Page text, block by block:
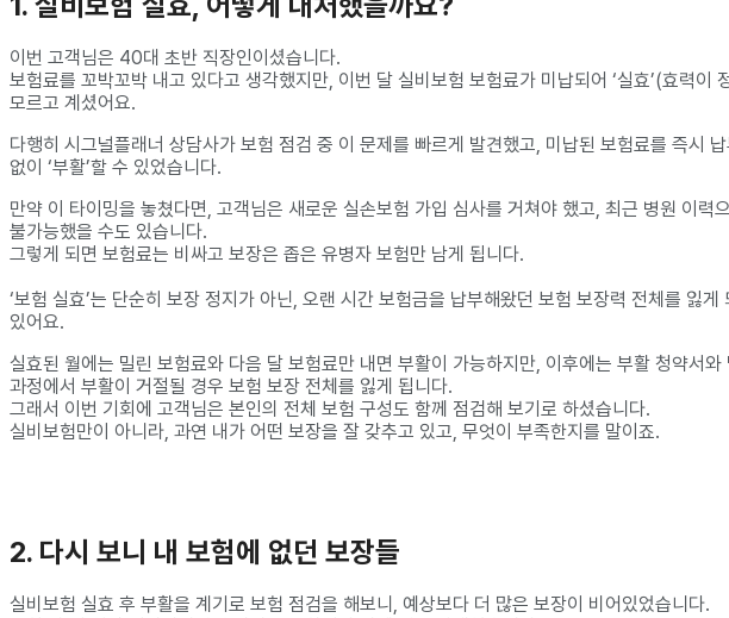
이번 고객님은 40대 초반 직장인이셨습니다.
보험료를 꼬박꼬박 내고 있다고 생각했지만, 이번 달 실비보험 보험료가 미납되어 ‘실효’(효력이
모르고 계셨어요.
다행히 시그널플래너 상담사가 보험 점검 중 이 문제를 빠르게 발견했고, 미납된 보험료를 즉시
없이 ‘부활’할 수 있었습니다.
만약 이 타이밍을 놓쳤다면, 고객님은 새로운 실손보험 가입 심사를 거쳐야 했고, 최근 병원 이력
불가능했을 수도 있습니다.
그렇게 되면 보험료는 비싸고 보장은 좁은 유병자 보험만 남게 됩니다.
‘보험 실효’는 단순히 보장 정지가 아닌, 오랜 시간 보험금을 납부해왔던 보험 보장력 전체를 잃
있어요.
실효된 월에는 밀린 보험료와 다음 달 보험료만 내면 부활이 가능하지만, 이후에는 부활 청약서
과정에서 부활이 거절될 경우 보험 보장 전체를 잃게 됩니다.
그래서 이번 기회에 고객님은 본인의 전체 보험 구성도 함께 점검해 보기로 하셨습니다.
실비보험만이 아니라, 과연 내가 어떤 보장을 잘 갖추고 있고, 무엇이 부족한지를 말이죠.
2. 다시 보니 내 보험에 없던 보장들
실비보험 실효 후 부활을 계기로 보험 점검을 해보니, 예상보다 더 많은 보장이 비어있었습니다.